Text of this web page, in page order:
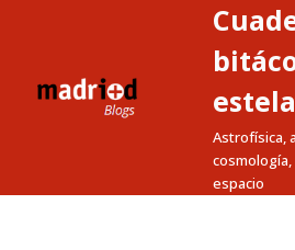
a
Astrofísica,
espacio